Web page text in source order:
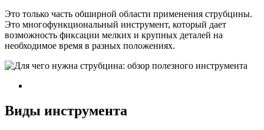
Это только часть обширной области применения струбцины.
Это многофункциональный инструмент, который дает
возможность фиксации мелких и крупных деталей на
необходимое время в разных положениях.
Виды инструмента